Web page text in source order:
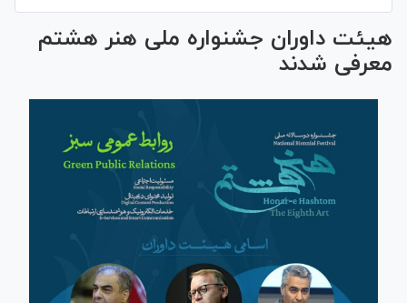
هیئت داوران جشنواره ملی هنر هشتم
معرفی شدند